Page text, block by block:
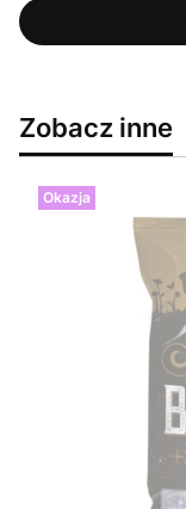
Zobacz inne
Okazja